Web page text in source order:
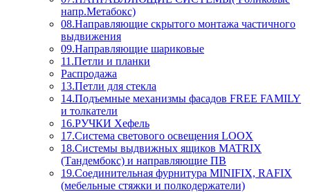
напр.Метабокс)
08.Направляющие скрытого монтажа частичного
выдвижения
09.Направляющие шариковые
11.Петли и планки
Распродажа
13.Петли для стекла
14.Подъемные механизмы фасадов FREE FAMILY
и толкатели
16.РУЧКИ Хефель
17.Система светового освещения LOOX
18.Системы выдвижных ящиков MATRIX
(Тандембокс) и направляющие ПВ
19.Соединительная фурнитура MINIFIX, RAFIX
(мебельные стяжки и полкодержатели)